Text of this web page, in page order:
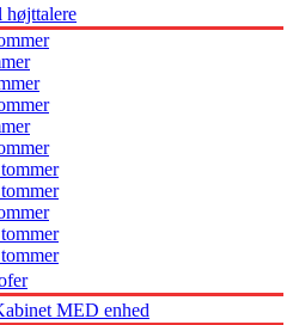
højttalere
MED enhed